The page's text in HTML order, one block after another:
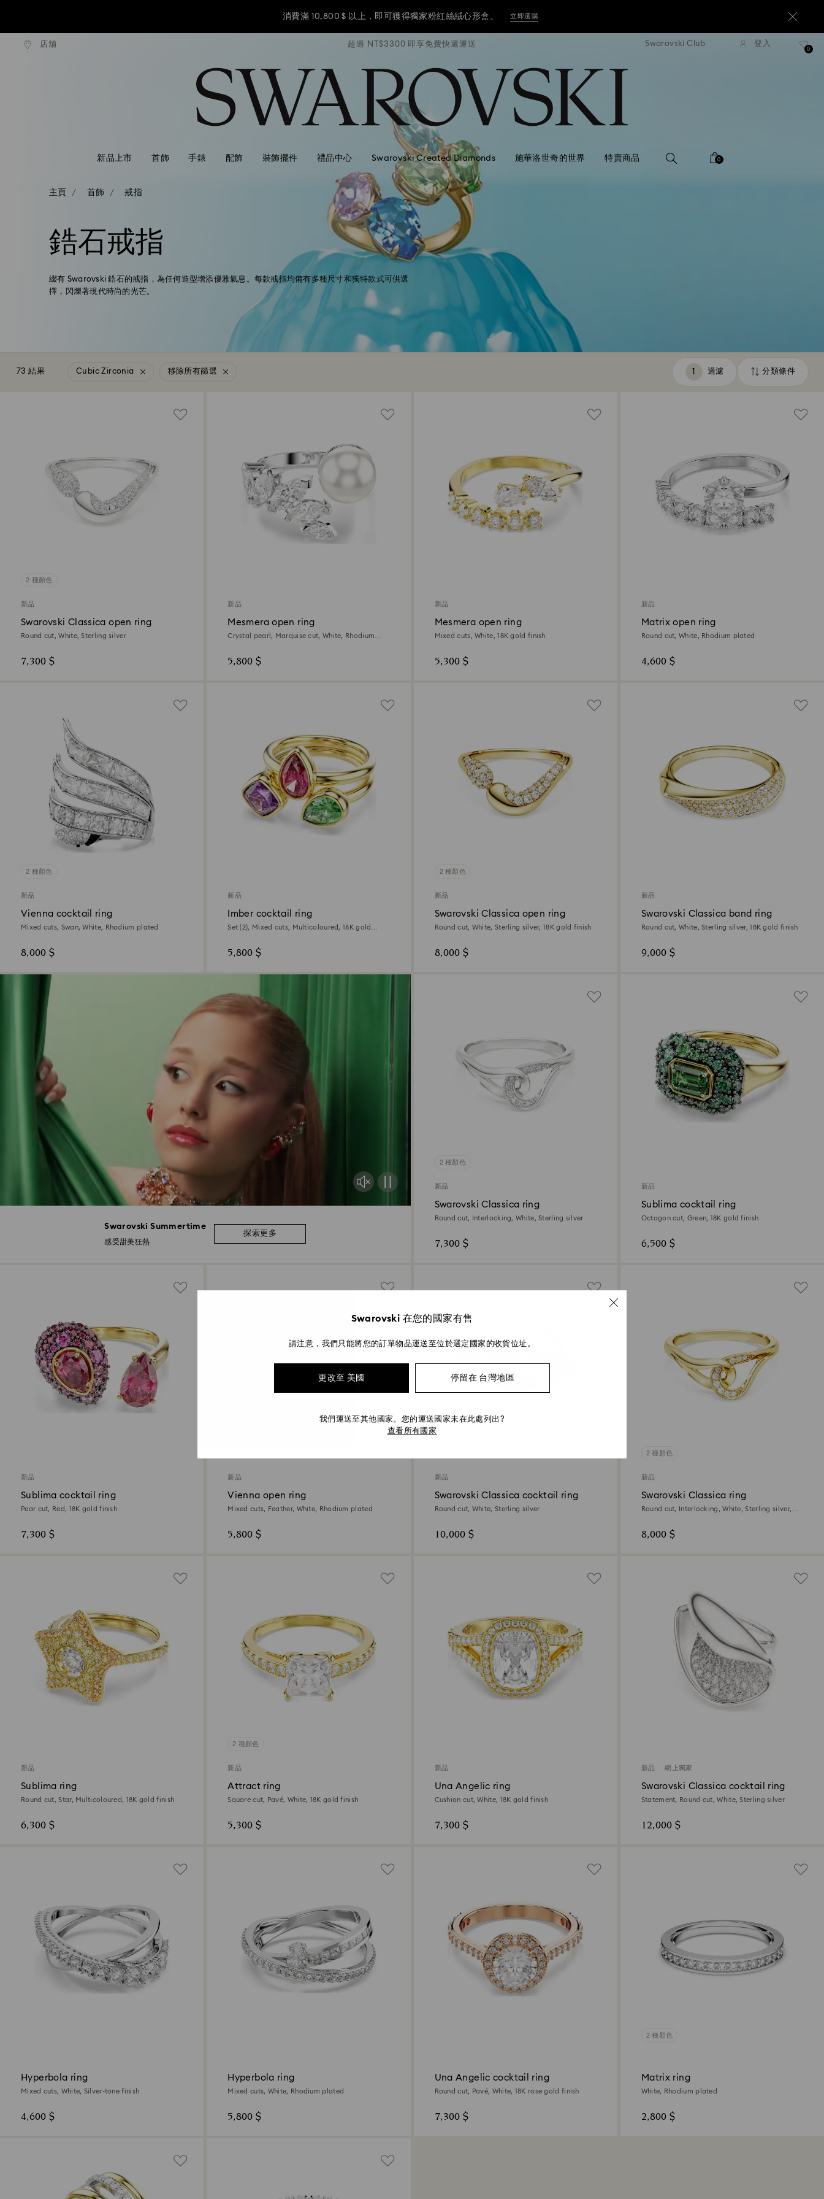
消費滿 10,800 $ 以上，即可獲得獨家粉紅絲絨心形盒。 立即選購
消費滿 10,800 $ 以上，即可獲得獨家粉紅絲絨心形盒。
消費滿 10,800 $ 以上，即可獲得獨家粉紅絲絨心形盒。 立即選購
Accesskeys list
店舖
即享免費快遞運送 超過 NT$3300 即享免費快遞運送 超過 NT$3300 即享免費快遞運送 超過 NT$3300 即享免費快
Swarovski Club 登入
0
新品上市 首飾 手錶 配飾 裝飾擺件 禮品中心 Swarovski Created Diamonds 施華洛世奇的世界 特賣商品 0
主頁 首飾 戒指
鋯石戒指
綴有 Swarovski 鋯石的戒指，為任何造型增添優雅氣息。每款戒指均備有多種尺寸和獨特款式可供選
擇，閃爍著現代時尚的光芒。
73 結果 Cubic Zirconia 移除所有篩選 過濾
過
分類條件
分
Swarovski Summertime
感受甜美狂熱
探索更多
2 種顏色
新品
Swarovski Classica open ring
Round cut, White, Sterling silver
7,300 $
新品
Mesmera open ring
Crystal pearl, Marquise cut, White, Rhodium
5,800 $
新品
Mesmera open ring
Mixed cuts, White, 18K gold finish
5,300 $
新品
Matrix open ring
Round cut, White, Rhodium plated
4,600 $
2 種顏色
新品
Vienna cocktail ring
Mixed cuts, Swan, White, Rhodium plated
8,000 $
新品
Imber cocktail ring
Set (2), Mixed cuts, Multicoloured, 18K gold
5,800 $
2 種顏色
新品
Swarovski Classica open ring
Round cut, White, Sterling silver, 18K gold finish
8,000 $
新品
Swarovski Classica band ring
Round cut, White, Sterling silver, 18K gold finish
9,000 $
2 種顏色
新品
Swarovski Classica ring
Round cut, Interlocking, White, Sterling silver
7,300 $
新品
Sublima cocktail ring
Octagon cut, Green, 18K gold finish
6,500 $
新品
Sublima cocktail ring
Pear cut, Red, 18K gold finish
7,300 $
新品
Vienna open ring
Mixed cuts, Feather, White, Rhodium plated
5,800 $
新品
Swarovski Classica cocktail ring
Round cut, White, Sterling silver
10,000 $
2 種顏色
新品
Swarovski Classica ring
Round cut, Interlocking, White, Sterling silver,
8,000 $
新品
Sublima ring
Round cut, Star, Multicoloured, 18K gold finish
6,300 $
2 種顏色
新品
Attract ring
Square cut, Pavé, White, 18K gold finish
5,300 $
新品
Una Angelic ring
Cushion cut, White, 18K gold finish
7,300 $
新品 網上獨家
Swarovski Classica cocktail ring
Statement, Round cut, White, Sterling silver
12,000 $
Hyperbola ring
Mixed cuts, White, Silver-tone finish
4,600 $
Hyperbola ring
Mixed cuts, White, Rhodium plated
5,800 $
Una Angelic cocktail ring
Round cut, Pavé, White, 18K rose gold finish
7,300 $
2 種顏色
Matrix ring
White, Rhodium plated
2,800 $
Swarovski 在您的國家有售
請注意，我們只能將您的訂單物品運送至位於選定國家的收貨位址。
更改至 美國 停留在 台灣地區
我們運送至其他國家。您的運送國家未在此處列出?
查看所有國家